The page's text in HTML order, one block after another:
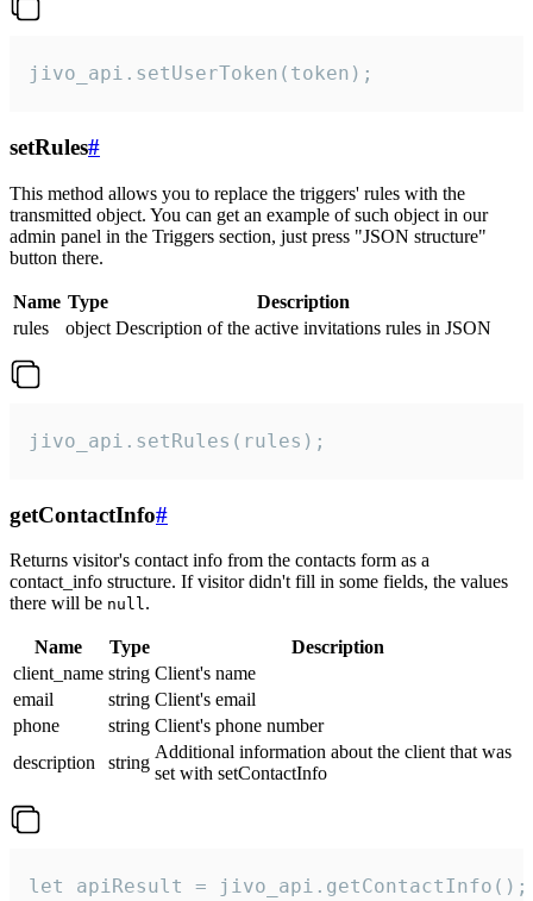
jivo_api.setUserToken(token);
setRules#
This method allows you to replace the triggers' rules with the
transmitted object. You can get an example of such object in our
admin panel in the Triggers section, just press "JSON structure"
button there.
Name Type
Description
rules
object Description of the active invitations rules in JSON
jivo_api.setRules(rules);
getContactInfo#
Returns visitor's contact info from the contacts form as a
contact_info structure. If visitor didn't fill in some fields, the values
there will be null.
Name Type
Description
client_name string Client's name
email
string Client's email
phone
string Client's phone number
description
string
Additional information about the client that was
set with setContactInfo
let apiResult = jivo_api.getContactInfo();